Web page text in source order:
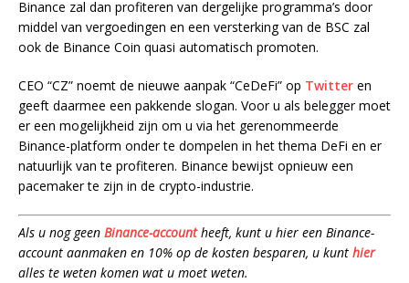
Binance zal dan profiteren van dergelijke programma’s door
middel van vergoedingen en een versterking van de BSC zal
ook de Binance Coin quasi automatisch promoten.
CEO “CZ” noemt de nieuwe aanpak “CeDeFi” op Twitter en
geeft daarmee een pakkende slogan. Voor u als belegger moet
er een mogelijkheid zijn om u via het gerenommeerde
Binance-platform onder te dompelen in het thema DeFi en er
natuurlijk van te profiteren. Binance bewijst opnieuw een
pacemaker te zijn in de crypto-industrie.
Als u nog geen Binance-accountheeft, kunt u hier een Binance-
account aanmaken en 10% op de kosten besparen, u kunt hier
alles te weten komen wat u moet weten.